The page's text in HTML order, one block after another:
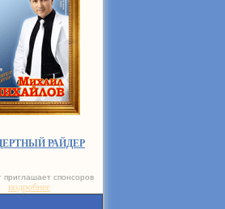
РАЙДЕР
приглашает спонсоров
подробнее